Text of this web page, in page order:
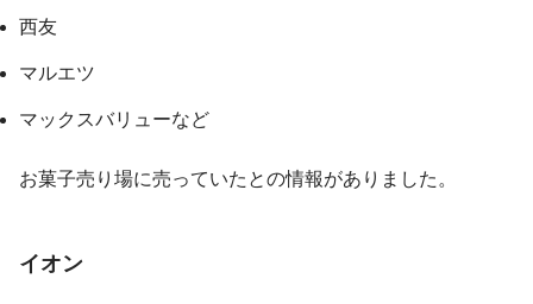
西友
マルエツ
マックスバリューなど
お菓子売り場に売っていたとの情報がありました。
イオン